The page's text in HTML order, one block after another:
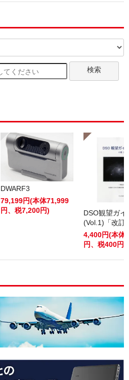
検索
DWARF3
79,199円(本体71,999
円、税7,200円)
DSO観望ガ
(Vol.1)「改訂
4,400円(本体
円、税400円)